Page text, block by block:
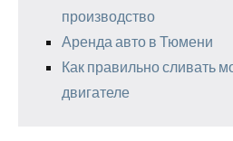
производство
Аренда авто в Тюмени
Как правильно сливать
двигателе